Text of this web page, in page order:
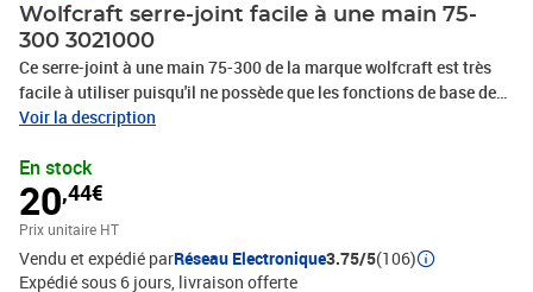
Wolfcraft serre-joint facile à une main 75-
300 3021000
Ce serre-joint à une main 75-300 de la marque wolfcraft est très
facile à utiliser puisqu'il ne possède que les fonctions de base de
serrage et de relâchement. La prise en main du serre-joint est
peut également passer sans effort à sa fonction d'étalement. La
pince est faite en acier trempé et en plastique renforcé de fibres, et
possède une puissante force de serrage de 90 kg. Profondeur : 75
mm Largeur de serrage : 300 mm Plage d'extension : 180-540 mm
Facile à utiliser avec les fonctions basiques de serrage et de
Voir la description
En stock
20,44€
Prix unitaire HT
Vendu et expédié parRéseau Electronique3.75/5(106)
Expédié sous 6 jours livraison offerte